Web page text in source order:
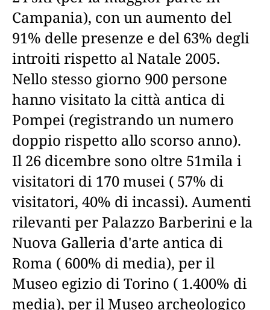
Campania), con un aumento del
91% delle presenze e del 63% degli
introiti rispetto al Natale 2005.
Nello stesso giorno 900 persone
hanno visitato la città antica di
Pompei (registrando un numero
doppio rispetto allo scorso anno).
Il 26 dicembre sono oltre 51mila i
visitatori di 170 musei ( 57% di
visitatori, 40% di incassi). Aumenti
rilevanti per Palazzo Barberini e la
Nuova Galleria d'arte antica di
Roma ( 600% di media), per il
Museo egizio di Torino ( 1.400% di
media), per il Museo archeologico